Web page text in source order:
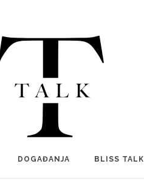
DOGAĐANJA BLISS TALK